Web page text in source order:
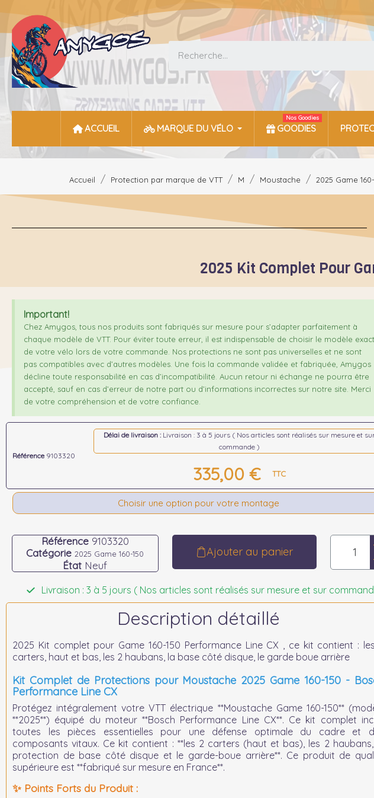
ACCUEIL MARQUE DU VÉLO GOODIES
Nos Goodies
Accueil Protection par marque de VTT M Moustache 2025 Game 160-
2025 Kit Complet Pour
Important!
Chez Amygos, tous nos produits sont fabriqués sur mesure pour s’adapter parfaitement à
chaque modèle de VTT. Pour éviter toute erreur, il est indispensable de choisir le modèle exact
de votre vélo lors de votre commande. Nos protections ne sont pas universelles et ne sont
pas compatibles avec d’autres modèles. Une fois la commande validée et fabriquée, Amygos
décline toute responsabilité en cas d’incompatibilité. Aucun retour ni échange ne pourra être
accepté, sauf en cas d’erreur de notre part ou d’informations incorrectes sur notre site. Merci
de votre compréhension et de votre confiance.
Référence 9103320
Délai de livraison : Livraison : 3 à 5 jours ( Nos articles sont réalisés sur mesure et
commande )
335,00 € TTC
Choisir une option pour votre montage
Référence 9103320
Catégorie 2025 Game 160-150
État Neuf
Ajouter au panier
Livraison : 3 à 5 jours ( Nos articles sont réalisés sur mesure et sur
Description détaillé
2025 Kit complet pour Game 160-150 Performance Line CX , ce kit contient :
carters, haut et bas, les 2 haubans, la base côté disque, le garde boue arrière
Kit Complet de Protections pour Moustache 2025 Game 160-150 -
Performance Line CX
Protégez intégralement votre VTT électrique **Moustache Game 160-150**
**2025**) équipé du moteur **Bosch Performance Line CX**. Ce kit complet
toutes les pièces essentielles pour une défense optimale du cadre et
composants vitaux. Ce kit contient : **les 2 carters (haut et bas), les 2
protection de base côté disque et le garde-boue arrière**. Ce produit de
supérieure est **fabriqué sur mesure en France**.
✨ Points Forts du Produit :